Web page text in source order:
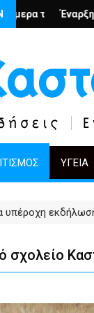
Ο Άρμιν Βέγκνερ
για το
ΥΓΕΊΑ
υπέροχη
σχολείο